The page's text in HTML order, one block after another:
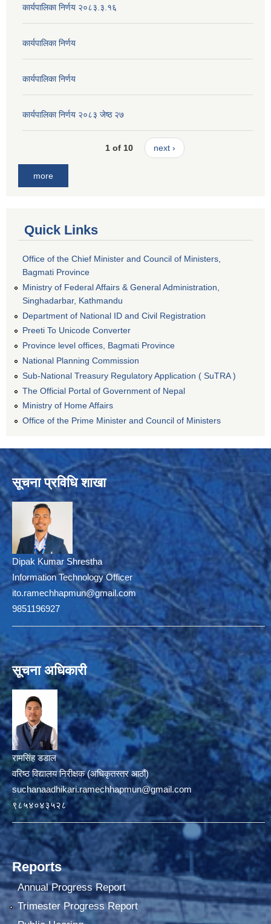
कार्यपालिका निर्णय २०८३.३.१६
कार्यपालिका निर्णय
कार्यपालिका निर्णय
कार्यपालिका निर्णय २०८३ जेष्ठ २७
1 of 10 next ›
more
Quick Links
Office of the Chief Minister and Council of Ministers,
Bagmati Province
Ministry of Federal Affairs & General Administration,
Singhadarbar, Kathmandu
Department of National ID and Civil Registration
Preeti To Unicode Converter
Province level offices, Bagmati Province
National Planning Commission
Sub-National Treasury Regulatory Application ( SuTRA )
The Official Portal of Government of Nepal
Ministry of Home Affairs
Office of the Prime Minister and Council of Ministers
सूचना प्रविधि शाखा
Dipak Kumar Shrestha
Information Technology Officer
ito.ramechhapmun@gmail.com
9851196927
सूचना अधिकारी
रामसिंह डडाल
वरिष्ठ विद्यालय निरीक्षक (अधिकृतस्तर आठौं)
suchanaadhikari.ramechhapmun@gmail.com
९८५४०४३५२८
Reports
Annual Progress Report
Trimester Progress Report